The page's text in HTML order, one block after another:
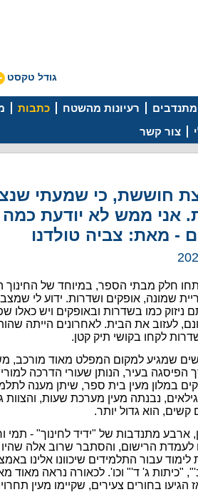
גודל טקסט
מתנדבים רעיונות מהשטח כתבות
צור קשר
חוששת, כי שמעתי
אני ממש לא יודעת
- מאת: צביה טולדנו
חלק מבתי הספר, במיוחד של החינוך
שמונה, אופקים ושדרות. ידוע לי
ניזוק כמו בשדרות ובאופקים ויש
לעזוב את הבית. לאחרונים הייתה
לקחו בקושי תיק קטן.
שמגיע למקום המפלט מאוד מורכב,
הפיסגה בעיר, הנותן שעורי הדרכה
במלון מעין בית ספר, שיתן מענה
גילאים, נבנתה מעין מערכת שעות,
קשים, הוא גדול יותר.
ארבע מתנדבות של "ידיד לחינוך" - תמי
לעמדת הרישום, והסתבר שרוב אלה שהיו
לימוד עבור התלמידים שיכוונו אלינו
"כיתות ג' ד'" וכו'. לכאורה נראה מאוד
הגיעו בחורים צעירים, שקיימו מעין